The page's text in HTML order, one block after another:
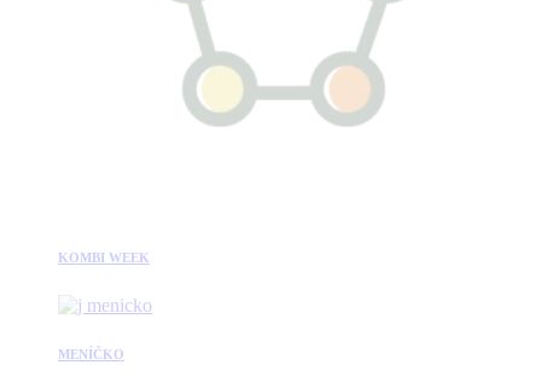
KOMBI WEEK
MENÍČKO